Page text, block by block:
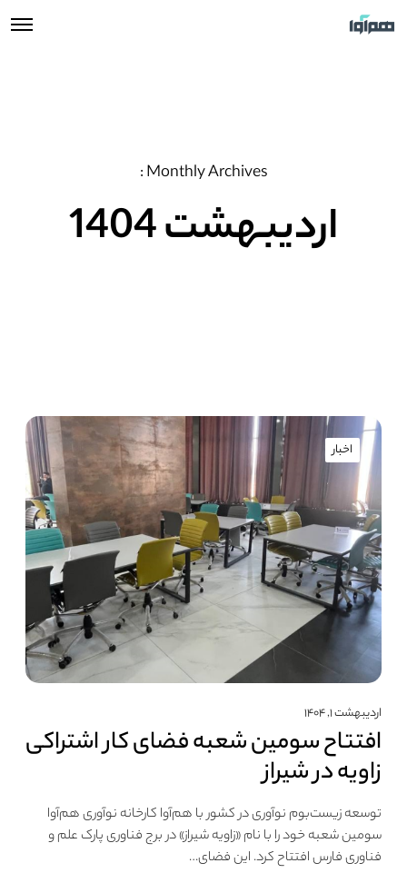
Monthly Archives :
اردیبهشت 1404
اخبار
اردیبهشت ۱, ۱۴۰۴
افتتاح سومین شعبه فضای کار اشتراکی
زاویه در شیراز
توسعه زیست‌بوم نوآوری در کشور با هم‌آوا کارخانه نوآوری هم‌آوا
سومین شعبه خود را با نام «زاویه شیراز» در برج فناوری پارک علم و
فناوری فارس افتتاح کرد. این فضای…